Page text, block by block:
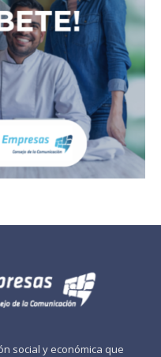
social y económica que